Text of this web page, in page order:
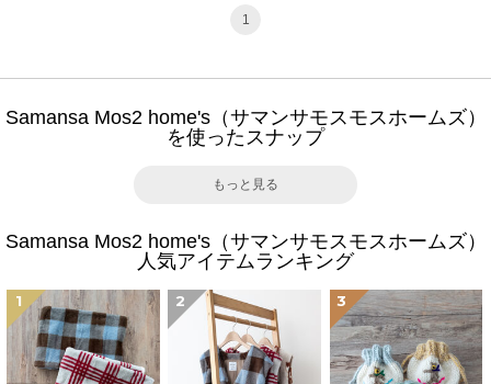
1
Samansa Mos2 home's（サマンサモスモスホームズ）
を使ったスナップ
もっと見る
Samansa Mos2 home's（サマンサモスモスホームズ）
人気アイテムランキング
1 2 3